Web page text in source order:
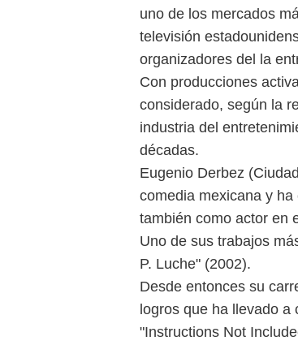
uno de los mercados
televisión
organizadores del la
Con producciones
considerado, según la
industria del
décadas.
Eugenio Derbez
comedia mexicana y
también como actor en
Uno de sus trabajos
P. Luche" (2002).
Desde entonces su
logros que ha llevado a
"Instructions Not